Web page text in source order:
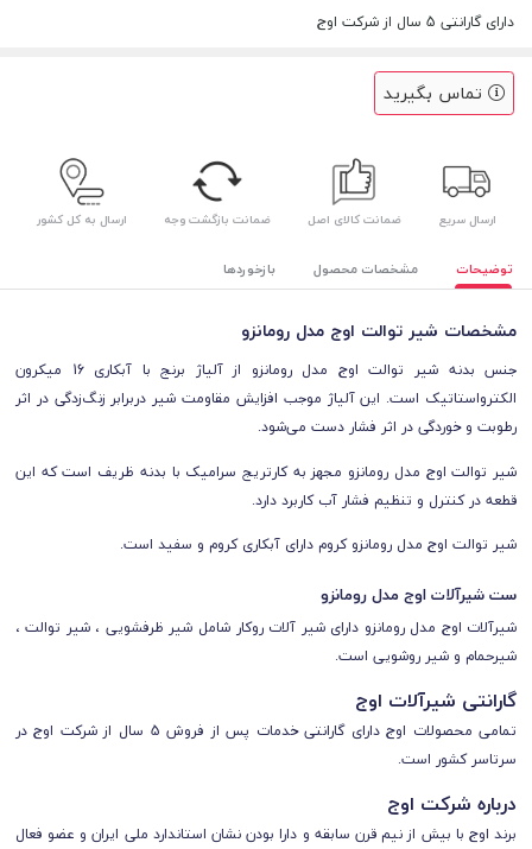
دارای گارانتی 5 سال از شرکت اوج
تماس بگیرید
ارسال سریع ضمانت کالای اصل ضمانت بازگشت وجه ارسال به کل کشور
توضیحات مشخصات محصول بازخوردها
مشخصات شیر توالت اوج مدل رومانزو
جنس بدنه شیر توالت اوج مدل رومانزو از آلیاژ برنج با آبکاری 16 میکرون
الکترواستاتیک است. این آلیاژ موجب افزایش مقاومت شیر دربرابر زنگ‌زدگی در اثر
رطوبت و خوردگی در اثر فشار دست می‌شود.
شیر توالت اوج مدل رومانزو مجهز به کارتریج سرامیک با بدنه ظریف است که این
قطعه در کنترل و تنظیم فشار آب کاربرد دارد.
شیر توالت اوج مدل رومانزو کروم دارای آبکاری کروم و سفید است.
ست شیرآلات اوج مدل رومانزو
شیرآلات اوج مدل رومانزو دارای شیر آلات روکار شامل شیر ظرفشویی ، شیر توالت ،
شیرحمام و شیر روشویی است.
گارانتی شیرآلات اوج
تمامی محصولات اوجدارای گارانتی خدمات پس از فروش 5 سال از شرکت اوج
در
سرتاسر کشور است.
درباره شرکت اوج
برند اوج با بیش از نیم قرن سابقه و دارا بودن نشان استاندارد ملی ایران و عضو فعال